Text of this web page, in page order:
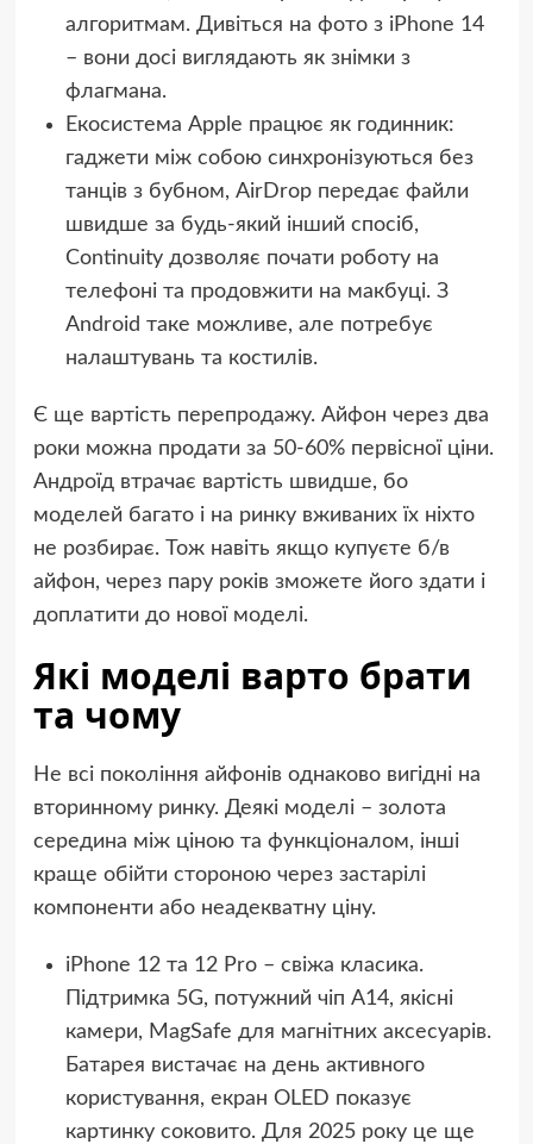
алгоритмам. Дивіться на фото з iPhone 14
– вони досі виглядають як знімки з
флагмана.
Екосистема Apple працює як годинник:
гаджети між собою синхронізуються без
танців з бубном, AirDrop передає файли
швидше за будь-який інший спосіб,
Continuity дозволяє почати роботу на
телефоні та продовжити на макбуці. З
Android таке можливе, але потребує
налаштувань та костилів.
Є ще вартість перепродажу. Айфон через два
роки можна продати за 50-60% первісної ціни.
Андроїд втрачає вартість швидше, бо
моделей багато і на ринку вживаних їх ніхто
не розбирає. Тож навіть якщо купуєте б/в
айфон, через пару років зможете його здати і
доплатити до нової моделі.
Які моделі варто брати
та чому
Не всі покоління айфонів однаково вигідні на
вторинному ринку. Деякі моделі – золота
середина між ціною та функціоналом, інші
краще обійти стороною через застарілі
компоненти або неадекватну ціну.
iPhone 12 та 12 Pro – свіжа класика.
Підтримка 5G, потужний чіп A14, якісні
камери, MagSafe для магнітних аксесуарів.
Батарея вистачає на день активного
користування, екран OLED показує
картинку соковито. Для 2025 року це ще